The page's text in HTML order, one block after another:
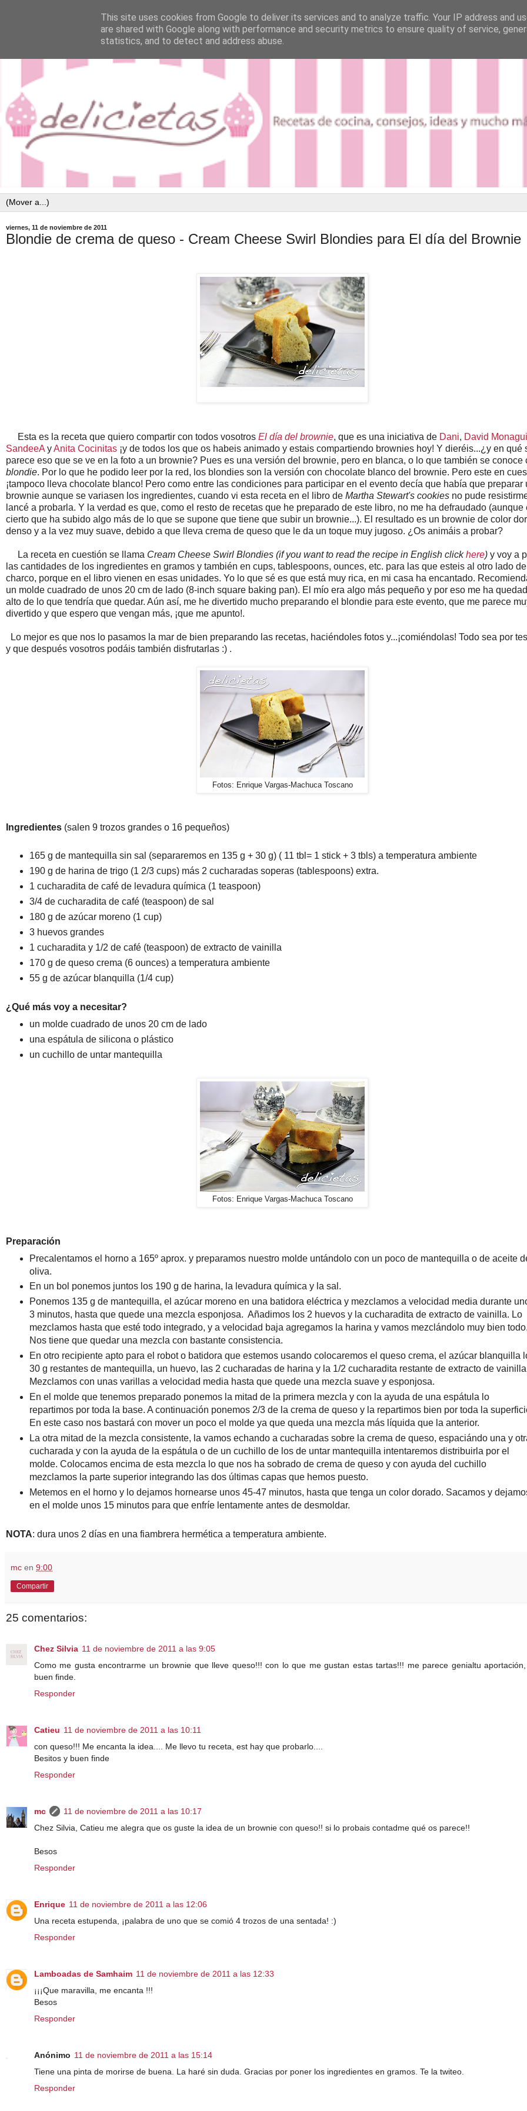
viernes, 11 de noviembre de 2011
Blondie de crema de queso - Cream Cheese Swirl Blondies para El día del Brownie
Esta es la receta que quiero compartir con todos vosotros El día del brownie, que es una iniciativa de Dani, David
SandeeA yAnita Cocinitas ¡y de todos los que os habeis animado y estais compartiendo brownies hoy! Y dieréis...¿y en qué
parece eso que se ve en la foto a un brownie? Pues es una versión del brownie, pero en blanca, o lo que también se conoce
blondie. Por lo que he podido leer por la red, los blondies son la versión con chocolate blanco del brownie. Pero este en
¡tampoco lleva chocolate blanco! Pero como entre las condiciones para participar en el evento decía que había que preparar
brownie aunque se variasen los ingredientes, cuando vi esta receta en el libro de Martha Stewart's cookies no pude
lancé a probarla. Y la verdad es que, como el resto de recetas que he preparado de este libro, no me ha defraudado (aunque
cierto que ha subido algo más de lo que se supone que tiene que subir un brownie...). El resultado es un brownie de color
denso y a la vez muy suave, debido a que lleva crema de queso que le da un toque muy jugoso. ¿Os animáis a probar?
La receta en cuestión se llama Cream Cheese Swirl Blondies (if you want to read the recipe in English clickhere) y voy a
las cantidades de los ingredientes en gramos y también en cups, tablespoons, ounces, etc. para las que esteis al otro lado
charco, porque en el libro vienen en esas unidades. Yo lo que sé es que está muy rica, en mi casa ha encantado.
un molde cuadrado de unos 20 cm de lado (8-inch square baking pan). El mío era algo más pequeño y por eso me ha
alto de lo que tendría que quedar. Aún así, me he divertido mucho preparando el blondie para este evento, que me parece
divertido y que espero que vengan más, ¡que me apunto!.
Lo mejor es que nos lo pasamos la mar de bien preparando las recetas, haciéndoles fotos y...¡comiéndolas! Todo sea por
y que después vosotros podáis también disfrutarlas :) .
Fotos: Enrique Vargas-Machuca Toscano
Ingredientes (salen 9 trozos grandes o 16 pequeños)
165 g de mantequilla sin sal (separaremos en 135 g + 30 g) ( 11 tbl= 1 stick + 3 tbls) a temperatura ambiente
190 g de harina de trigo (1 2/3 cups) más 2 cucharadas soperas (tablespoons) extra.
1 cucharadita de café de levadura química (1 teaspoon)
3/4 de cucharadita de café (teaspoon) de sal
180 g de azúcar moreno (1 cup)
3 huevos grandes
1 cucharadita y 1/2 de café (teaspoon) de extracto de vainilla
170 g de queso crema (6 ounces) a temperatura ambiente
55 g de azúcar blanquilla (1/4 cup)
¿Qué más voy a necesitar?
un molde cuadrado de unos 20 cm de lado
una espátula de silicona o plástico
un cuchillo de untar mantequilla
Fotos: Enrique Vargas-Machuca Toscano
Preparación
Precalentamos el horno a 165º aprox. y preparamos nuestro molde untándolo con un poco de mantequilla o de aceite
oliva.
En un bol ponemos juntos los 190 g de harina, la levadura química y la sal.
Ponemos 135 g de mantequilla, el azúcar moreno en una batidora eléctrica y mezclamos a velocidad media durante
3 minutos, hasta que quede una mezcla esponjosa. Añadimos los 2 huevos y la cucharadita de extracto de vainilla. Lo
mezclamos hasta que esté todo integrado, y a velocidad baja agregamos la harina y vamos mezclándolo muy bien
Nos tiene que quedar una mezcla con bastante consistencia.
En otro recipiente apto para el robot o batidora que estemos usando colocaremos el queso crema, el azúcar blanquilla
30 g restantes de mantequilla, un huevo, las 2 cucharadas de harina y la 1/2 cucharadita restante de extracto de
Mezclamos con unas varillas a velocidad media hasta que quede una mezcla suave y esponjosa.
En el molde que tenemos preparado ponemos la mitad de la primera mezcla y con la ayuda de una espátula lo
repartimos por toda la base. A continuación ponemos 2/3 de la crema de queso y la repartimos bien por toda la
En este caso nos bastará con mover un poco el molde ya que queda una mezcla más líquida que la anterior.
La otra mitad de la mezcla consistente, la vamos echando a cucharadas sobre la crema de queso, espaciándo una y
cucharada y con la ayuda de la espátula o de un cuchillo de los de untar mantequilla intentaremos distribuirla por el
molde. Colocamos encima de esta mezcla lo que nos ha sobrado de crema de queso y con ayuda del cuchillo
mezclamos la parte superior integrando las dos últimas capas que hemos puesto.
Metemos en el horno y lo dejamos hornearse unos 45-47 minutos, hasta que tenga un color dorado. Sacamos y
en el molde unos 15 minutos para que enfríe lentamente antes de desmoldar.
NOTA: dura unos 2 días en una fiambrera hermética a temperatura ambiente.
mc en 9:00
Compartir
25 comentarios:
Chez Silvia 11 de noviembre de 2011 a las 9:05
Como me gusta encontrarme un brownie que lleve queso!!! con lo que me gustan estas tartas!!! me parece genialtu
buen finde.
Responder
Catieu 11 de noviembre de 2011 a las 10:11
con queso!!! Me encanta la idea.... Me llevo tu receta, est hay que probarlo....
Besitos y buen finde
Responder
mc
11 de noviembre de 2011 a las 10:17
Chez Silvia, Catieu me alegra que os guste la idea de un brownie con queso!! si lo probais contadme qué os parece!!
Besos
Responder
Enrique 11 de noviembre de 2011 a las 12:06
Una receta estupenda, ¡palabra de uno que se comió 4 trozos de una sentada! :)
Responder
Lamboadas de Samhaim 11 de noviembre de 2011 a las 12:33
¡¡¡Que maravilla, me encanta !!!
Besos
Responder
Anónimo 11 de noviembre de 2011 a las 15:14
Tiene una pinta de morirse de buena. La haré sin duda. Gracias por poner los ingredientes en gramos. Te la twiteo.
Responder
This site uses cookies from Google to deliver its services and to analyze traffic. Your IP address and
are shared with Google along with performance and security metrics to ensure quality of service,
statistics, and to detect and address abuse.